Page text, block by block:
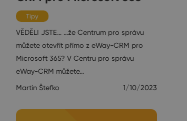
Tipy
VĚDĚLI JSTE… …že Centrum pro správu
můžete otevřít přímo z eWay-CRM pro
Microsoft 365? V Centru pro správu
eWay-CRM můžete…
Martin Štefko
1/10/2023